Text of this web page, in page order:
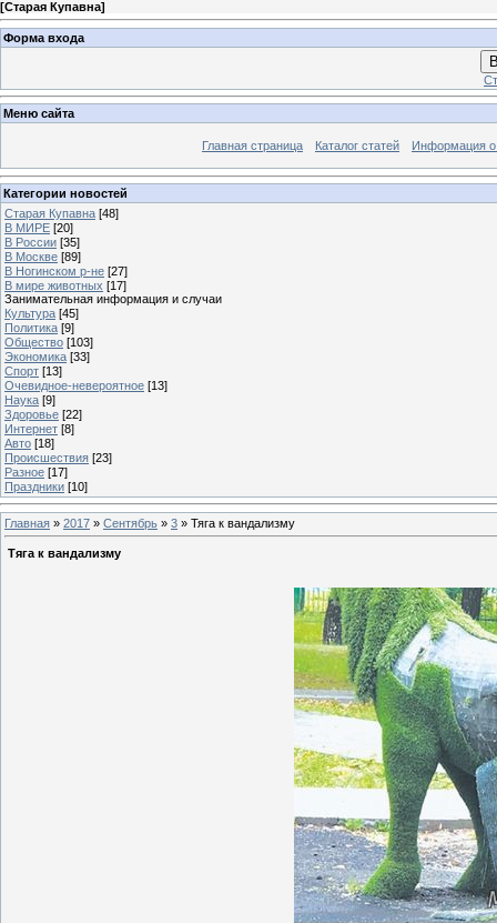
[Старая Купавна]
Форма входа
Меню сайта
Главная страница Каталог статей Информация о
Категории новостей
Старая Купавна [48]
В МИРЕ [20]
В России [35]
В Москве [89]
В Ногинском р-не [27]
В мире животных [17]
Занимательная информация и случаи
Культура [45]
Политика [9]
Общество [103]
Экономика [33]
Спорт [13]
Очевидное-невероятное [13]
Наука [9]
Здоровье [22]
Интернет [8]
Авто [18]
Происшествия [23]
Разное [17]
Праздники [10]
Главная » 2017 » Сентябрь » 3 » Тяга к вандализму
Тяга к вандализму